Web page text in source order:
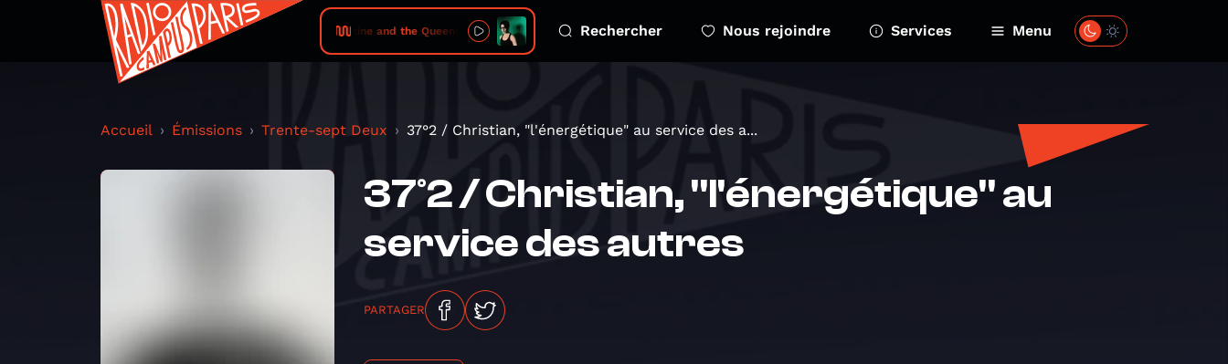
Christine and the Queens • rentrer chez moi Rechercher Nous rejoindre Services Menu
Accueil Émissions Trente-sept Deux 37°2 / Christian, "l'énergétique" au service des a...
37°2 / Christian, "l'énergétique" au
service des autres
PARTAGER